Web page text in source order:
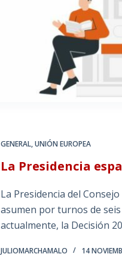
GENERAL,UNIÓN EUROPEA
La Presidencia
La Presidencia del
asumen por turnos de
actualmente, la Decisión
JULIOMARCHAMALO 14